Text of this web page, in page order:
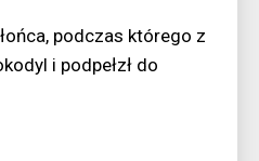
podczas którego z
i podpełzł do